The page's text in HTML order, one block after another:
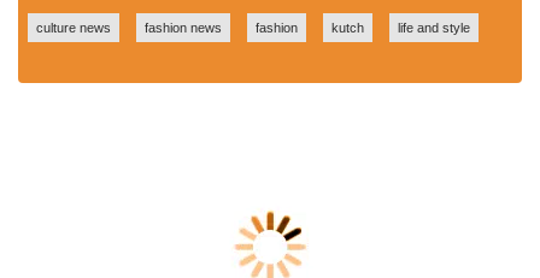
culture news fashion news fashion kutch life and style